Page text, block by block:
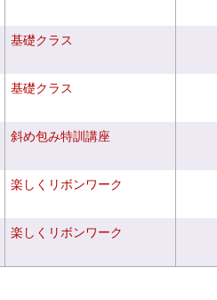
基礎クラス
基礎クラス
斜め包み特訓講座
楽しくリボンワーク
楽しくリボンワーク